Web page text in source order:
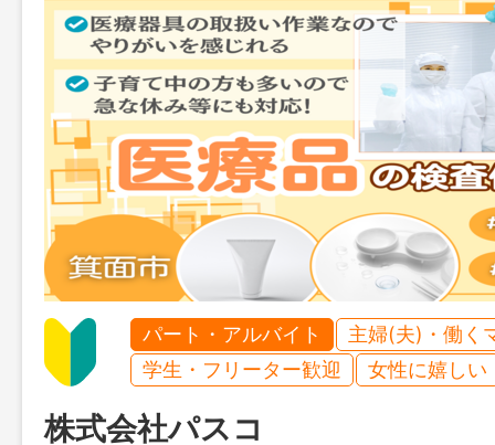
パート・アルバイト
主婦(夫)・働く
学生・フリーター歓迎
女性に嬉しい
株式会社パスコ